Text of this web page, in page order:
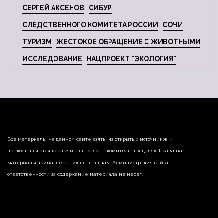
СЕРГЕЙ АКСЕНОВ СИБУР
СЛЕДСТВЕННОГО КОМИТЕТА РОССИИ СОЧИ
ТУРИЗМ ЖЕСТОКОЕ ОБРАЩЕНИЕ С ЖИВОТНЫМИ
ИССЛЕДОВАНИЕ НАЦПРОЕКТ "ЭКОЛОГИЯ"
Все материалы на данном сайте взяты из открытых источников и
предоставляются исключительно в ознакомительных целях. Права на
материалы принадлежат их владельцам. Администрация сайта
ответственности за содержание материала не несет.